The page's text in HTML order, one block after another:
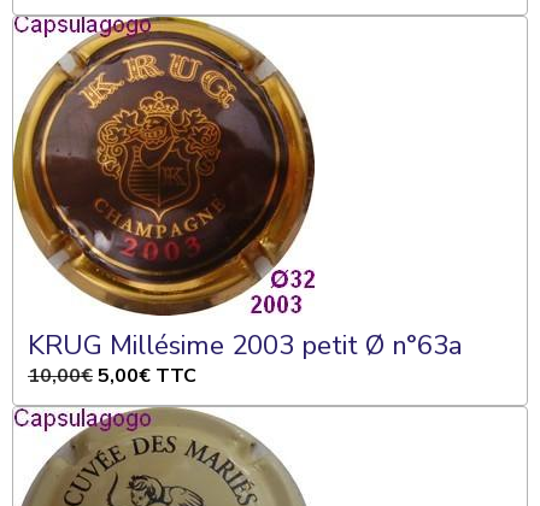
KRUG Millésime 2003 petit Ø n°63a
10,00€5,00€ TTC